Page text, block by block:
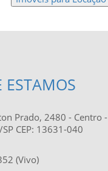
Prado, 2480 - Centro -
CEP: 13631-040
(Vivo)